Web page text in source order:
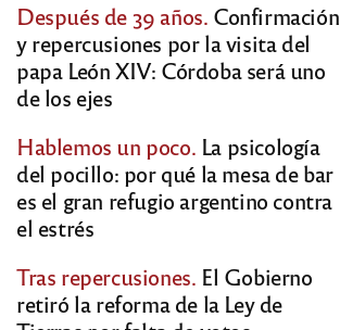
Después de 39 años. Confirmación
y repercusiones por la visita del
papa León XIV: Córdoba será uno
de los ejes
Hablemos un poco. La psicología
del pocillo: por qué la mesa de bar
es el gran refugio argentino contra
el estrés
Tras repercusiones. El Gobierno
retiró la reforma de la Ley de